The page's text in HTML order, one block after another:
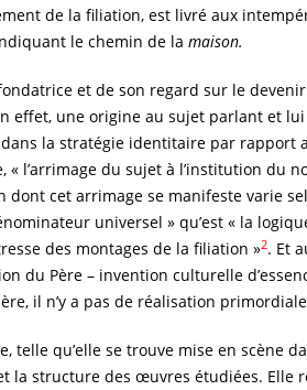
de la filiation, est livré aux
le chemin de la maison.
fondatrice et de son regard sur le
effet, une origine au sujet parlant et
la stratégie identitaire par rapport
« l’arrimage du sujet à l’institution du
dont cet arrimage se manifeste varie
universel » qu’est « la
des montages de la filiation »2. Et
du Père – invention culturelle
il n’y a pas de réalisation
telle qu’elle se trouve mise en
la structure des œuvres étudiées. Elle